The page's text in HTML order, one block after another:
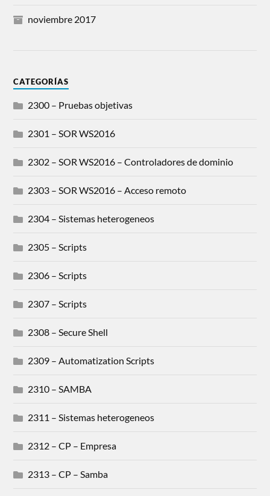
noviembre 2017
CATEGORÍAS
2300 – Pruebas objetivas
2301 – SOR WS2016
2302 – SOR WS2016 – Controladores de dominio
2303 – SOR WS2016 – Acceso remoto
2304 – Sistemas heterogeneos
2305 – Scripts
2306 – Scripts
2307 – Scripts
2308 – Secure Shell
2309 – Automatization Scripts
2310 – SAMBA
2311 – Sistemas heterogeneos
2312 – CP – Empresa
2313 – CP – Samba